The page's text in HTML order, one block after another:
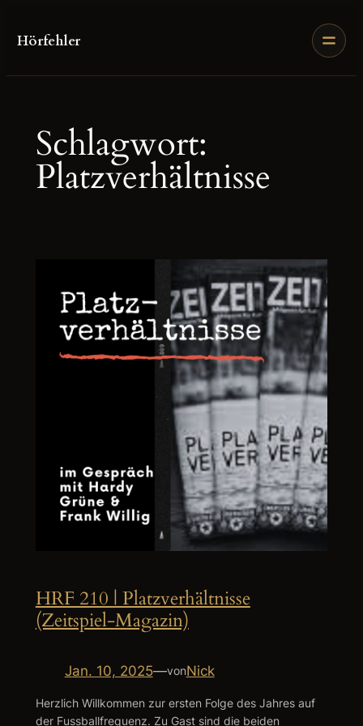
Inhalt
Hörfehler
Schlagwort:
Platzverhältnisse
HRF 210 | Platzverhältnisse
(Zeitspiel-Magazin)
Jan. 10, 2025—vonNick
Herzlich Willkommen zur ersten Folge des Jahres auf
der Fussballfrequenz. Zu Gast sind die beiden